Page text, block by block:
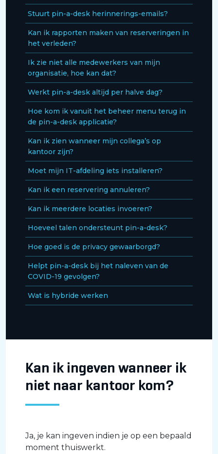
Stuurt pin-a-desk herinnerings-emails?
Kan ik rapporten maken van reserveringen in
het verleden?
Ik zie niet alle medewerkers van mijn
organisatie, hoe kan dat?
Werkt pin-a-desk altijd per halve dag?
Hoe kom ik vanuit het beheer menu terug in
de pin-a-desk applicatie?
Kan ik zien wanneer mijn collega’s op
kantoor zijn?
Moet mijn IT-afdeling iets installeren?
Kan ik een reservering annuleren?
Kan ik meerdere locaties invoeren?
Hoeveel talen ondersteunt pin-a-desk?
Hoe goed is de privacy gewaarborgd?
Helpt pin-a-desk bij het naleven van de
COVID-19 gevolgen?
Wat is hybride werken
Kan ik ingeven wanneer ik
niet naar kantoor kom?
Ja, je kan ingeven indien je op een bepaald
moment thuiswerkt.